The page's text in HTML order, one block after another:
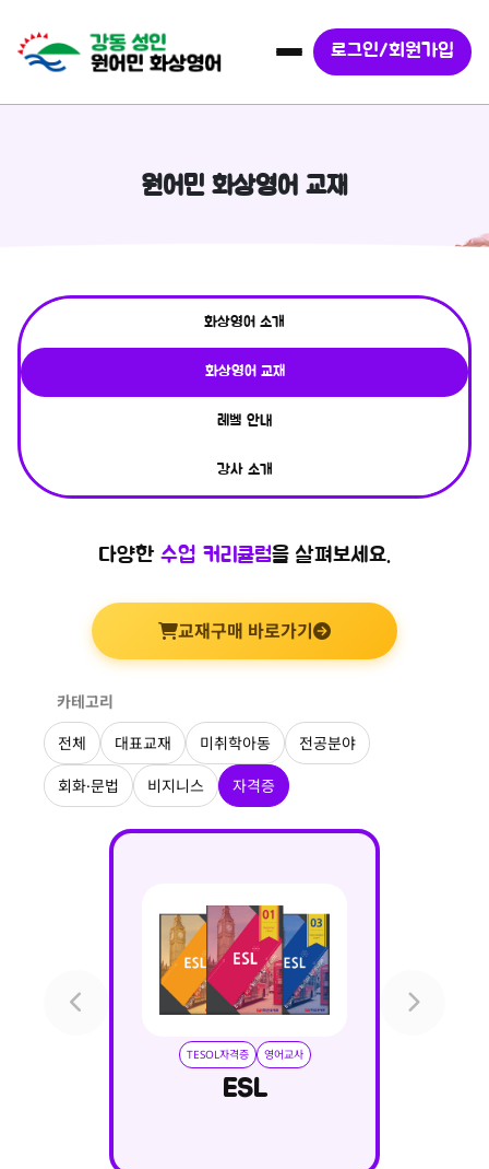
로그인/회원가입
원어민 화상영어 교재
화상영어 소개
화상영어 교재
레벨 안내
강사 소개
다양한 수업 커리큘럼을 살펴보세요.
교재구매 바로가기
카테고리
전체
대표교재 미취학아동 전공분야
회화·문법 비지니스 자격증
TESOL자격증 영어교사
ESL